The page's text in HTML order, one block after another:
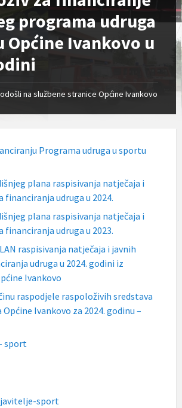
programa udruga
Općine Ivankovo u
na službene stranice Općine Ivankovo
Programa udruga u sportu
plana raspisivanja natječaja i
financiranja udruga u 2024.
plana raspisivanja natječaja i
financiranja udruga u 2023.
raspisivanja natječaja i javnih
udruga u 2024. godini iz
Ivankovo
raspodjele raspoloživih sredstava
Ivankovo za 2024. godinu –
sport
sport